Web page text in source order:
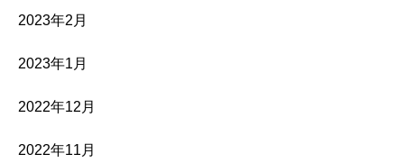
2023年2月
2023年1月
2022年12月
2022年11月